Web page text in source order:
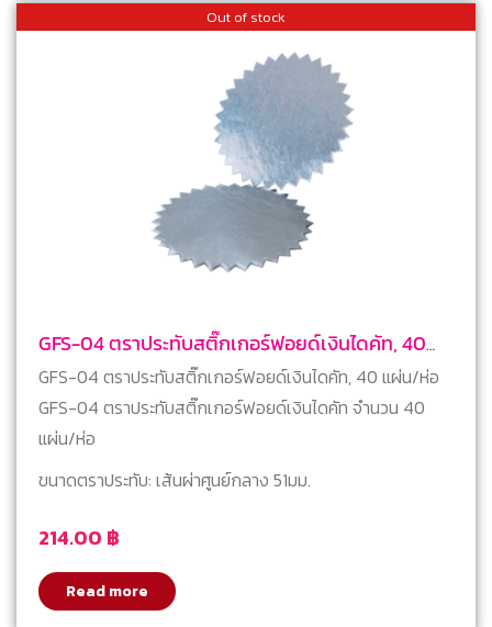
Out of stock
GFS-04 ตราประทับสติ๊กเกอร์ฟอยด์เงินไดคัท, 40
แผ่น/ห่อ
214.00 ฿
GFS-04 ตราประทับสติ๊กเกอร์ฟอยด์เงินไดคัท, 40 แผ่น/ห่อ
GFS-04 ตราประทับสติ๊กเกอร์ฟอยด์เงินไดคัท จำนวน 40
แผ่น/ห่อ
ขนาดตราประทับ: เส้นผ่าศูนย์กลาง 51มม.
Read more